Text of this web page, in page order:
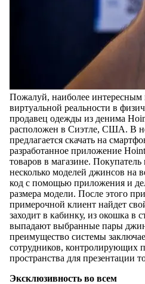
Пожалуй, наиболее
виртуальной реальности в
продавец одежды из денима
расположен в Сиэтле, США. В
предлагается скачать на
разработанное приложение
товаров в магазине.
несколько моделей джинсов на
код с помощью приложения и
размера модели. После этого
примерочной клиент найдет
заходит в кабинку, из окошка в
выпадают выбранные пары
преимущество системы
сотрудников, контролирующих
пространства для презентации
Эксклюзивность во всем